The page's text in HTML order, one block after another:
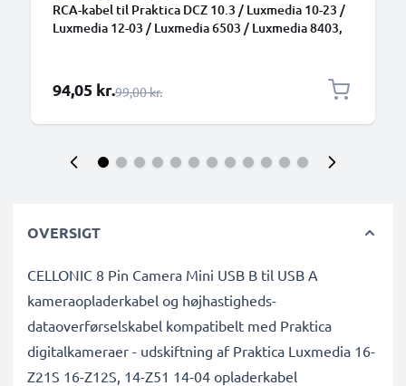
RCA-kabel til Praktica DCZ 10.3 / Luxmedia 10-23 /
Luxmedia 12-03 / Luxmedia 6503 / Luxmedia 8403,
Særlig pris
94,05 kr.Almindelig pris
99,00 kr.
OVERSIGT
CELLONIC 8 Pin Camera Mini USB B til USB A
kameraopladerkabel og højhastigheds-
dataoverførselskabel kompatibelt med Praktica
digitalkameraer - udskiftning af Praktica Luxmedia 16-
Z21S 16-Z12S, 14-Z51 14-04 opladerkabel